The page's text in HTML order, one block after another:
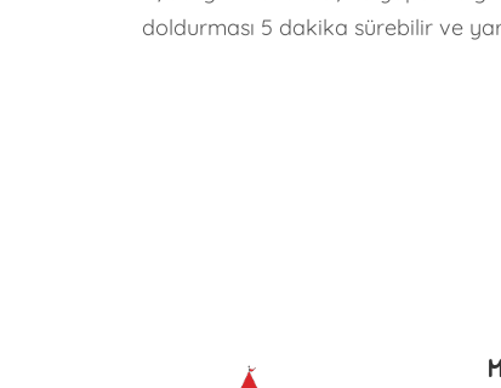
doldurması 5 dakika sürebilir ve